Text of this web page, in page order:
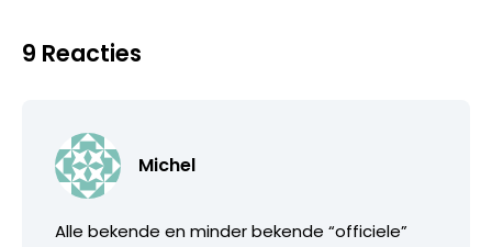
9 Reacties
Michel
Alle bekende en minder bekende “officiele”